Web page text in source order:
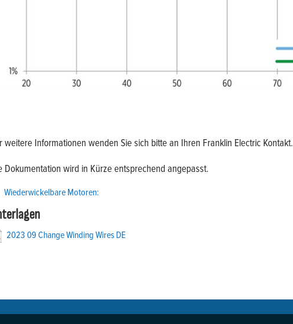
weitere Informationen wenden Sie sich bitte an Ihren Franklin Electric Kontakt.
Dokumentation wird in Kürze entsprechend angepasst.
Wiederwickelbare Motoren:
2023 09 Change Winding Wires DE